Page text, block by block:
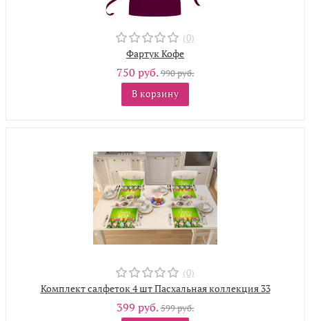
(0)
Фартук Кофе
750 руб.990 руб.
В корзину
(0)
Комплект салфеток 4 шт Пасхальная коллекция 33
399 руб.599 руб.